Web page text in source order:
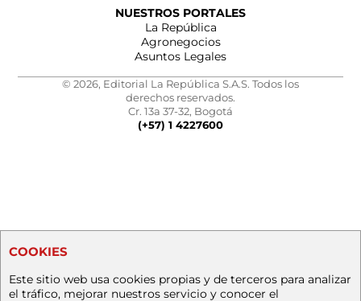
NUESTROS PORTALES
La República
Agronegocios
Asuntos Legales
© 2026, Editorial La República S.A.S. Todos los
derechos reservados.
Cr. 13a 37-32, Bogotá
(+57) 1 4227600
COOKIES
Este sitio web usa cookies propias y de terceros para analizar
el tráfico, mejorar nuestros servicio y conocer el